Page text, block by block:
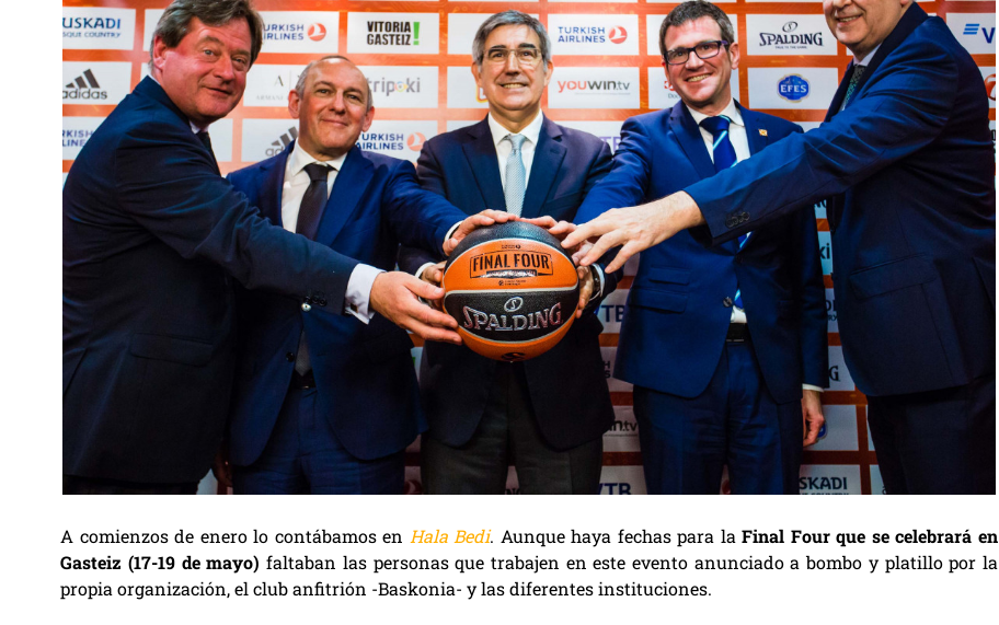
A comienzos de enero lo contábamos en Hala Bedi. Aunque haya fechas para laFinal Four que se celebrará en
Gasteiz (17-19 de mayo) faltaban las personas que trabajen en este evento anunciado a bombo y platillo por la
propia organización, el club anfitrión -Baskonia- y las diferentes instituciones.